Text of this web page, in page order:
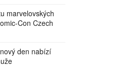
marvelovských
Con Czech
den nabízí